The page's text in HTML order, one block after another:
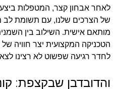
לאחר אבחון קצר, המטפלות
של הצרכים שלנו, עם תשומת לב
מותאם אישית. השילוב בין
הטכניקה המקצועית יצר חוויה
לחדר רגיעה שפשוט לא רצינו
והדובדבן שבקצפת: